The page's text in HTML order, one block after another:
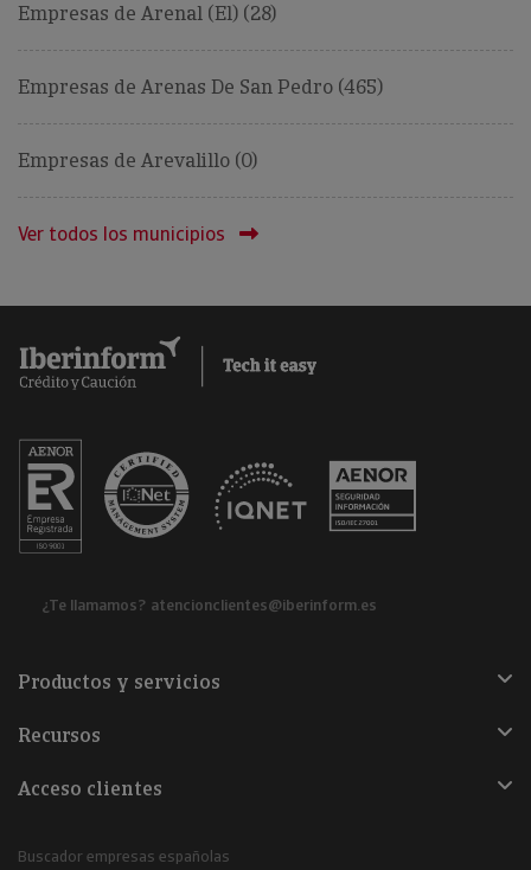
Empresas de Arenal (El) (28)
Empresas de Arenas De San Pedro (465)
Empresas de Arevalillo (0)
Ver todos los municipios
¿Te llamamos? atencionclientes@iberinform.es
Productos y servicios
Recursos
Acceso clientes
Buscador empresas españolas